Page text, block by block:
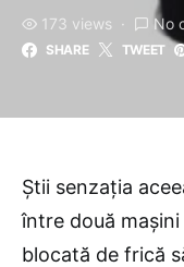
173 views No
SHARE TWEET
Știi senzația
între două
blocată de frică